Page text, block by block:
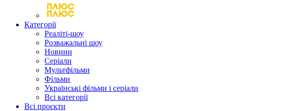
Категорії
Реаліті-шоу
Розважальні шоу
Новини
Серіали
Мультфільми
Фільми
Українські фільми і серіали
Всі категорії
Всі проєкти